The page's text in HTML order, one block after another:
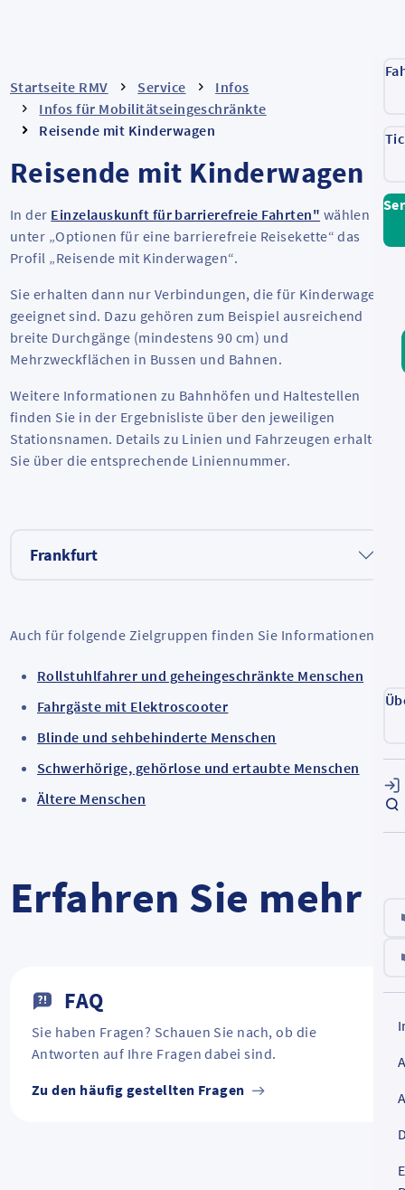
Startseite RMV Service
Infos
Infos für Mobilitätseingeschränkte
Reisende mit Kinderwagen
Reisende mit Kinderwagen
In der Einzelauskunft für barrierefreie Fahrten" wählen Sie
unter „Optionen für eine barrierefreie Reisekette“ das
Profil „Reisende mit Kinderwagen“.
Sie erhalten dann nur Verbindungen, die für Kinderwagen
geeignet sind. Dazu gehören zum Beispiel ausreichend
breite Durchgänge (mindestens 90 cm) und
Mehrzweckflächen in Bussen und Bahnen.
Weitere Informationen zu Bahnhöfen und Haltestellen
finden Sie in der Ergebnisliste über den jeweiligen
Stationsnamen. Details zu Linien und Fahrzeugen erhalten
Sie über die entsprechende Liniennummer.
Frankfurt
Auch für folgende Zielgruppen finden Sie Informationen:
Rollstuhlfahrer und geheingeschränkte Menschen
Fahrgäste mit Elektroscooter
Blinde und sehbehinderte Menschen
Schwerhörige, gehörlose und ertaubte Menschen
Ältere Menschen
Erfahren Sie mehr
FAQ
Sie haben Fragen? Schauen Sie nach, ob die
Antworten auf Ihre Fragen dabei sind.
Zu den häufig gestellten Fragen